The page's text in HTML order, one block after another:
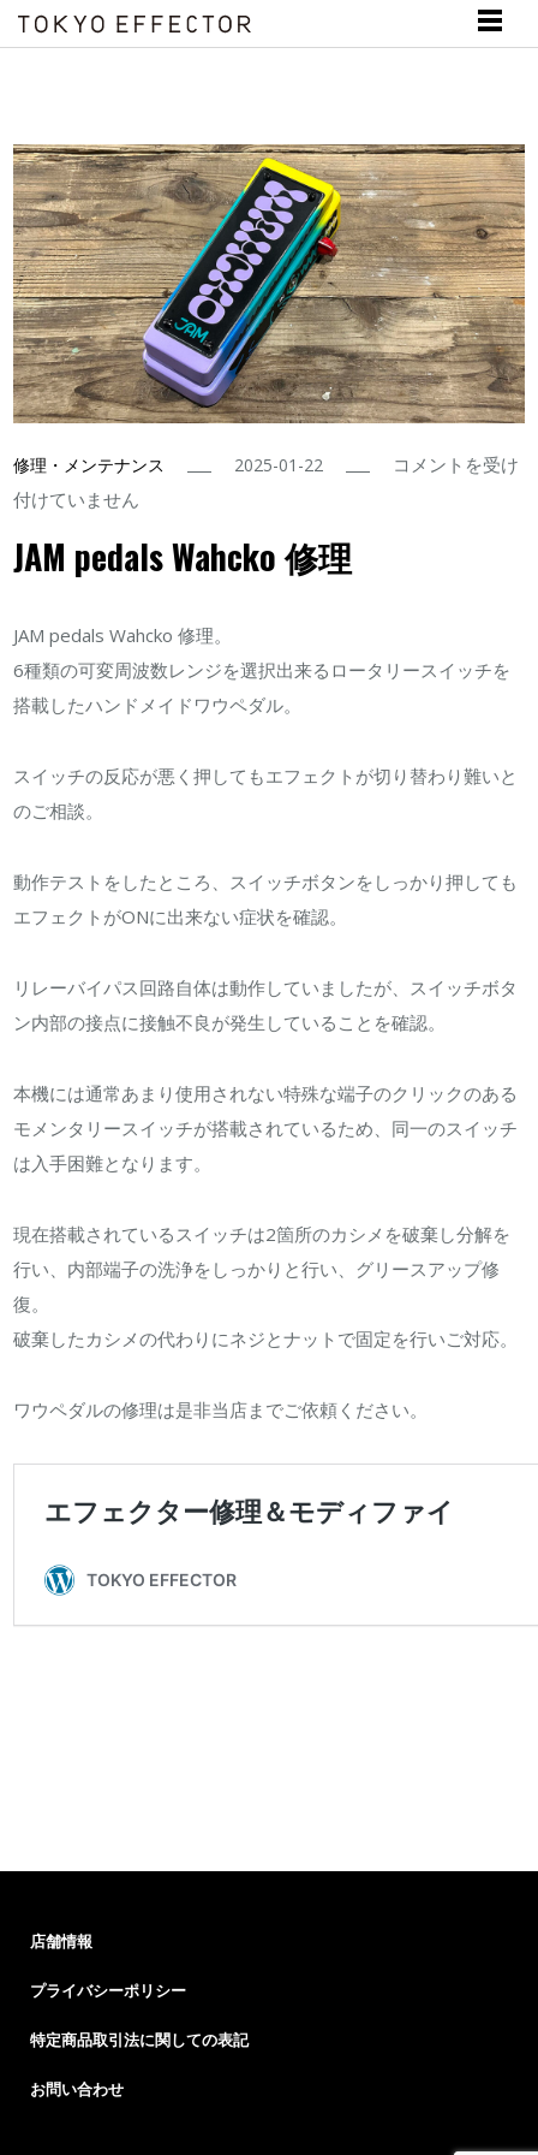
修理・メンテナンス 2025-01-22
JAM
コメントを受け
付けていません
JAM pedals Wahcko 修理
JAM pedals Wahcko 修理。
6種類の可変周波数レンジを選択出来るロータリースイッチを
搭載したハンドメイドワウペダル。
スイッチの反応が悪く押してもエフェクトが切り替わり難いと
のご相談。
動作テストをしたところ、スイッチボタンをしっかり押しても
エフェクトがONに出来ない症状を確認。
リレーバイパス回路自体は動作していましたが、スイッチボタ
ン内部の接点に接触不良が発生していることを確認。
本機には通常あまり使用されない特殊な端子のクリックのある
モメンタリースイッチが搭載されているため、同一のスイッチ
は入手困難となります。
現在搭載されているスイッチは2箇所のカシメを破棄し分解を
行い、内部端子の洗浄をしっかりと行い、グリースアップ修
復。
破棄したカシメの代わりにネジとナットで固定を行いご対応。
ワウペダルの修理は是非当店までご依頼ください。
店舗情報
プライバシーポリシー
特定商品取引法に関しての表記
お問い合わせ